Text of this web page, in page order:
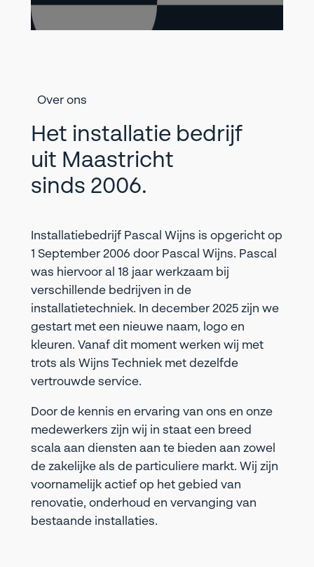
Over ons
Het installatie bedrijf
uit Maastricht
sinds 2006.
Installatiebedrijf Pascal Wijns is opgericht op
1 September 2006 door Pascal Wijns. Pascal
was hiervoor al 18 jaar werkzaam bij
verschillende bedrijven in de
installatietechniek. In december 2025 zijn we
gestart met een nieuwe naam, logo en
kleuren. Vanaf dit moment werken wij met
trots als Wijns Techniek met dezelfde
vertrouwde service.
Door de kennis en ervaring van ons en onze
medewerkers zijn wij in staat een breed
scala aan diensten aan te bieden aan zowel
de zakelijke als de particuliere markt. Wij zijn
voornamelijk actief op het gebied van
renovatie, onderhoud en vervanging van
bestaande installaties.